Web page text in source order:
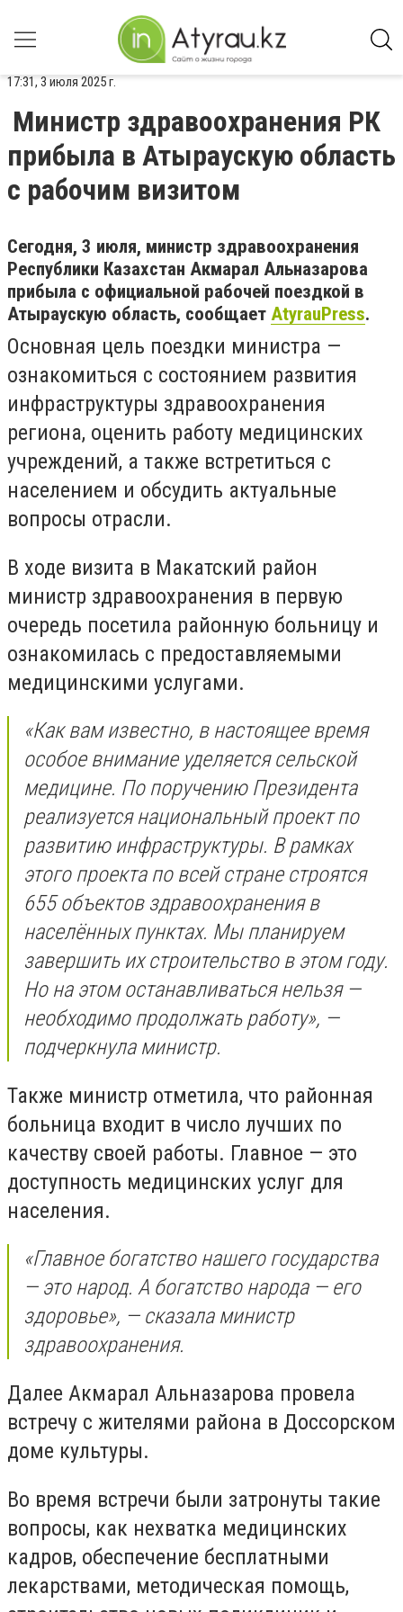
17:31, 3 июля 2025 г.
Министр здравоохранения РК
прибыла в Атыраускую область
с рабочим визитом
Сегодня, 3 июля, министр здравоохранения
Республики Казахстан Акмарал Альназарова
прибыла с официальной рабочей поездкой в
Атыраускую область, сообщает AtyrauPress.
Основная цель поездки министра —
ознакомиться с состоянием развития
инфраструктуры здравоохранения
региона, оценить работу медицинских
учреждений, а также встретиться с
населением и обсудить актуальные
вопросы отрасли.
В ходе визита в Макатский район
министр здравоохранения в первую
очередь посетила районную больницу и
ознакомилась с предоставляемыми
медицинскими услугами.
«Как вам известно, в настоящее время
особое внимание уделяется сельской
медицине. По поручению Президента
реализуется национальный проект по
развитию инфраструктуры. В рамках
этого проекта по всей стране строятся
655 объектов здравоохранения в
населённых пунктах. Мы планируем
завершить их строительство в этом году.
Но на этом останавливаться нельзя —
необходимо продолжать работу», —
подчеркнула министр.
Также министр отметила, что районная
больница входит в число лучших по
качеству своей работы. Главное — это
доступность медицинских услуг для
населения.
«Главное богатство нашего государства
— это народ. А богатство народа — его
здоровье», — сказала министр
здравоохранения.
Далее Акмарал Альназарова провела
встречу с жителями района в Доссорском
доме культуры.
Во время встречи были затронуты такие
вопросы, как нехватка медицинских
кадров, обеспечение бесплатными
лекарствами, методическая помощь,